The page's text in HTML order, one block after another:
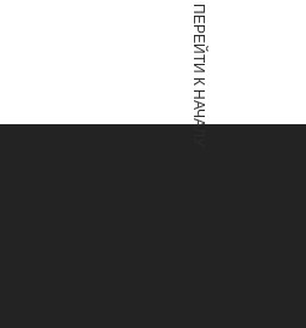
ПЕРЕЙТИ К НАЧАЛУ